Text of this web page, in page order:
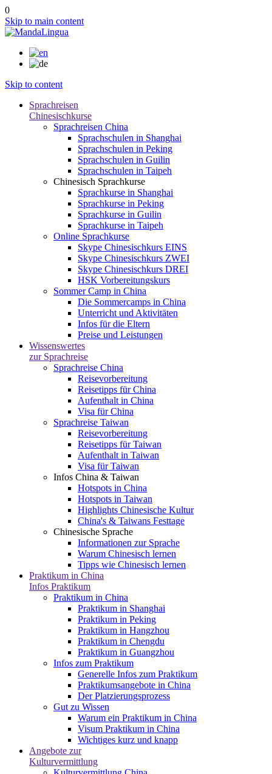
0
Skip to main content
Skip to content
Sprachreisen
Chinesischkurse
Sprachreisen China
Sprachschulen in Shanghai
Sprachschulen in Peking
Sprachschulen in Guilin
Sprachschulen in Taipeh
Chinesisch Sprachkurse
Sprachkurse in Shanghai
Sprachkurse in Peking
Sprachkurse in Guilin
Sprachkurse in Taipeh
Online Sprachkurse
Skype Chinesischkurs EINS
Skype Chinesischkurs ZWEI
Skype Chinesischkurs DREI
HSK Vorbereitungskurs
Sommer Camp in China
Die Sommercamps in China
Unterricht und Aktivitäten
Infos für die Eltern
Preise und Leistungen
Wissenswertes
zur Sprachreise
Sprachreise China
Reisevorbereitung
Reisetipps für China
Aufenthalt in China
Visa für China
Sprachreise Taiwan
Reisevorbereitung
Reisetipps für Taiwan
Aufenthalt in Taiwan
Visa für Taiwan
Infos China & Taiwan
Hotspots in China
Hotspots in Taiwan
Highlights Chinesische Kultur
China's & Taiwans Festtage
Chinesische Sprache
Informationen zur Sprache
Warum Chinesisch lernen
Tipps wie Chinesisch lernen
Praktikum in China
Infos Praktikum
Praktikum in China
Praktikum in Shanghai
Praktikum in Peking
Praktikum in Hangzhou
Praktikum in Chengdu
Praktikum in Guangzhou
Infos zum Praktikum
Generelle Infos zum Praktikum
Praktikumsangebote in China
Der Platzierungsprozess
Gut zu Wissen
Warum ein Praktikum in China
Visum Praktikum in China
Wichtiges kurz und knapp
Angebote zur
Kulturvermittlung